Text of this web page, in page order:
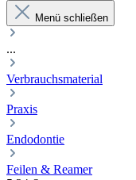
Menü schließen
...
Verbrauchsmaterial
Praxis
Endodontie
Feilen & Reamer